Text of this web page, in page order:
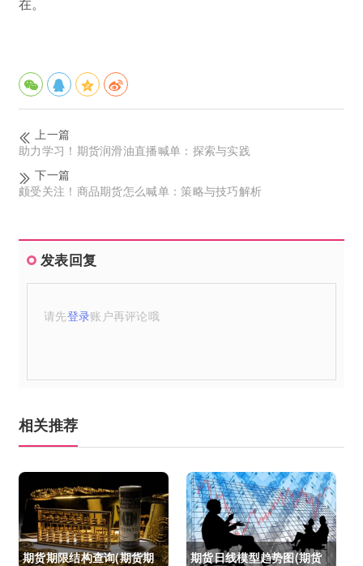
上一篇
助力学习！期货润滑油直播喊单：探索与实践
下一篇
颇受关注！商品期货怎么喊单：策略与技巧解析
发表回复
请先登录账户再评论哦
相关推荐
期货期限结构查询(期货期
期货日线模型趋势图(期货